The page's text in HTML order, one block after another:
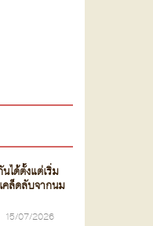
ได้ตั้งแต่เริ่ม
คล็ดลับจากนม
15/07/2026